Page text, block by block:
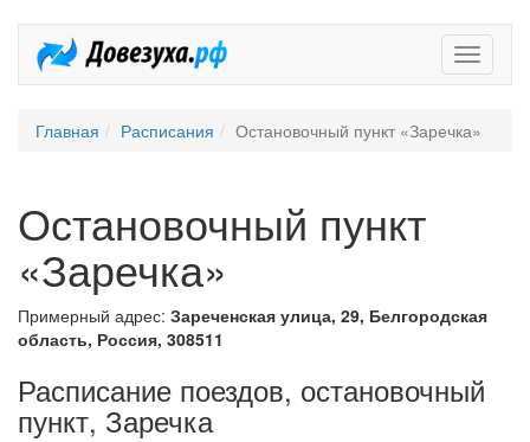
Главная Расписания Остановочный пункт «Заречка»
Остановочный пункт
«Заречка»
Примерный адрес: Зареченская улица, 29, Белгородская
область, Россия, 308511
Расписание поездов, остановочный
пункт, Заречка